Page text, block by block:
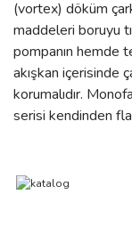
(vortex) döküm
maddeleri boruyu
pompanın hemde
akışkan içerisinde
korumalıdır.
serisi kendinden